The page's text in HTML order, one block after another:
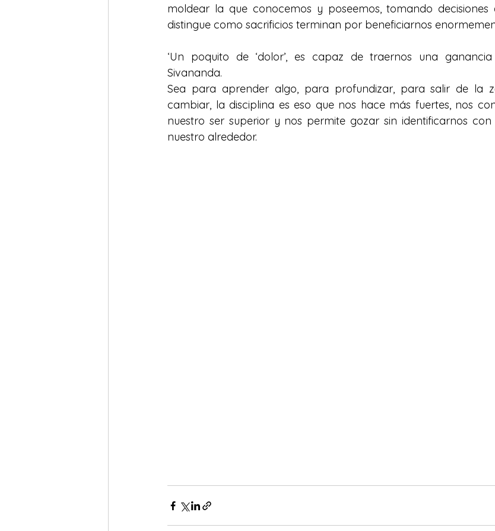
moldear la que conocemos y poseemos, tomando
distingue como sacrificios terminan por beneficiarnos
‘Un poquito de ‘dolor’, es capaz de traernos una ganancia
Sivananda.
Sea para aprender algo, para profundizar, para salir de la
cambiar, la disciplina es eso que nos hace más fuertes, nos
nuestro ser superior y nos permite gozar sin identificarnos
nuestro alrededor.